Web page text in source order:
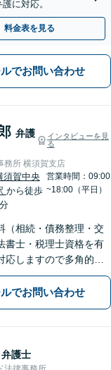
に対応。
料金表を見る
ルでお問い合わせ
弁護
インタビューを見
る
務所 横須賀支店
須賀中央
から徒歩
営業時間：09:00
~18:00（平日）
（相続・債務整理・交
書士・税理士資格を有
応しますので多角的な
題解決が可能です。各
る創業50年国内最大規
として質の高いワンス
ルでお問い合わせ
弁護士